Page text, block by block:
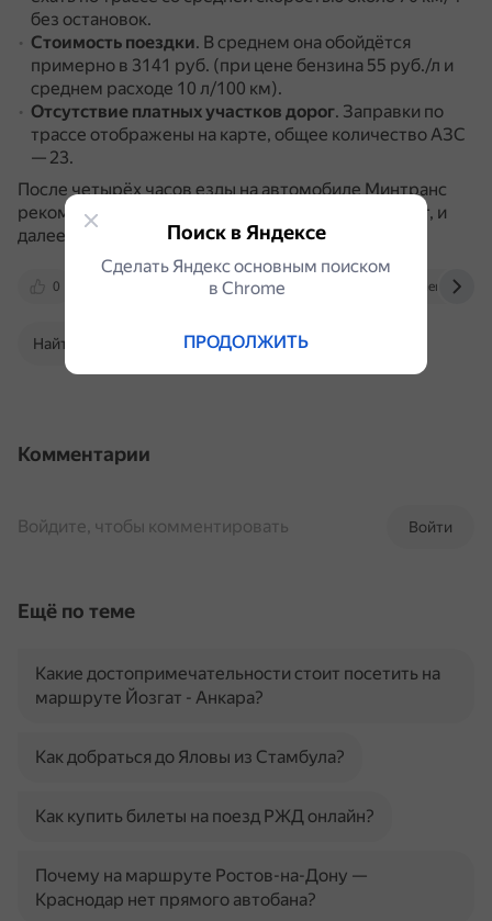
без остановок.
Стоимость поездки. В среднем она обойдётся
примерно в 3141 руб. (при цене бензина 55 руб./л и
среднем расходе 10 л/100 км).
Отсутствие платных участков дорог. Заправки по
трассе отображены на карте, общее количество АЗС
— 23.
После четырёх часов езды на автомобиле Минтранс
рекомендует сделать перерыв не менее 15 минут, и
далее — перерыв каждые 2 часа.
0 maintransport.ru www.avtodispetcher.ru
Найти в Поиске
Комментарии
Войти
Войдите, чтобы комментировать
Ещё по теме
Какие достопримечательности стоит посетить на
маршруте Йозгат - Анкара?
Как добраться до Яловы из Стамбула?
Как купить билеты на поезд РЖД онлайн?
Почему на маршруте Ростов-на-Дону —
Краснодар нет прямого автобана?
Поиск в Яндексе
Сделать Яндекс основным поиском
в Сhrome
ПРОДОЛЖИТЬ